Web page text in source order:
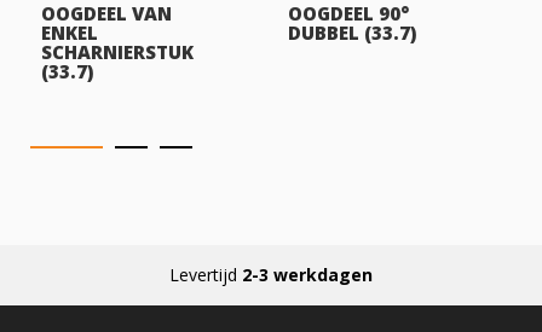
OOGDEEL VAN
ENKEL
SCHARNIERSTUK
(33.7)
OOGDEEL 90°
DUBBEL (33.7)
Levertijd 2-3 werkdagen